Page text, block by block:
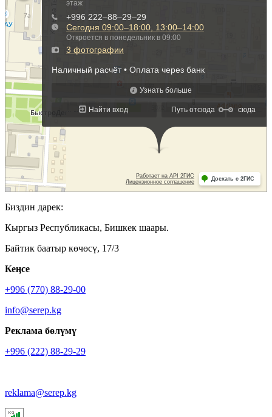
Биздин дарек:
Кыргыз Республикасы, Бишкек шаары.
Байтик баатыр көчөсү, 17/3
Кеӊсе
+996 (770) 88-29-00
info@serep.kg
Реклама бөлүмү
+996 (222) 88-29-29
reklama@serep.kg